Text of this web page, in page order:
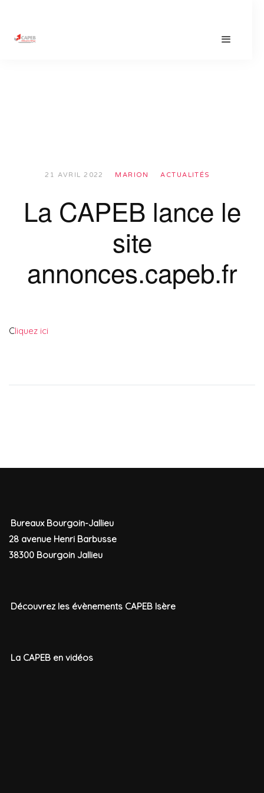
21 AVRIL 2022 MARION ACTUALITÉS
La CAPEB lance le
site
annonces.capeb.fr
Cliquez ici
Bureaux Bourgoin-Jallieu
28 avenue Henri Barbusse
38300 Bourgoin Jallieu
Découvrez les évènements CAPEB Isère
La CAPEB en vidéos